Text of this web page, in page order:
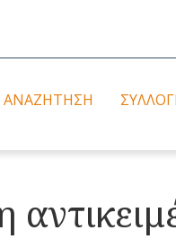
ΑΝΑΖΉΤΗΣΗ